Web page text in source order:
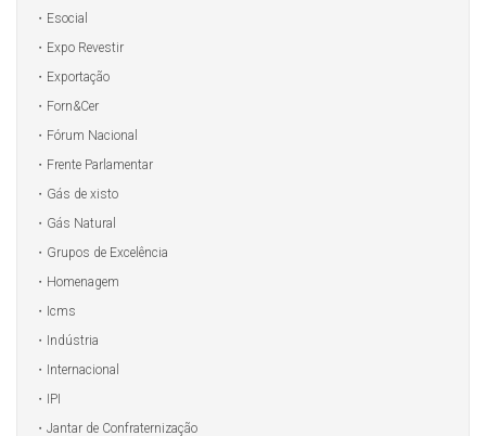
Esocial
Expo Revestir
Exportação
Forn&Cer
Fórum Nacional
Frente Parlamentar
Gás de xisto
Gás Natural
Grupos de Excelência
Homenagem
Icms
Indústria
Internacional
IPI
Jantar de Confraternização